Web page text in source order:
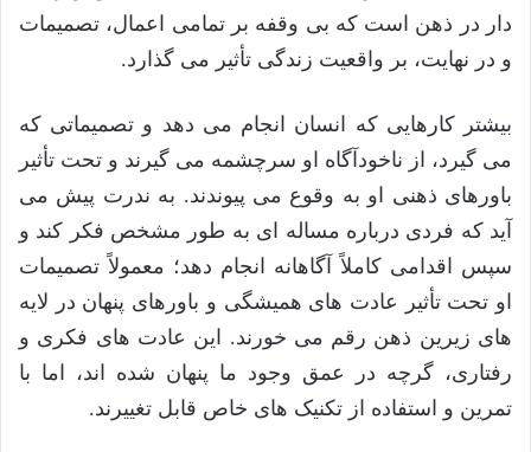
دار در ذهن است که بی وقفه بر تمامی اعمال، تصمیمات
و در نهایت، بر واقعیت زندگی تأثیر می گذارد.
بیشتر کارهایی که انسان انجام می دهد و تصمیماتی که
می گیرد، از ناخودآگاه او سرچشمه می گیرند و تحت تأثیر
باورهای ذهنی او به وقوع می پیوندند. به ندرت پیش می
آید که فردی درباره مساله ای به طور مشخص فکر کند و
سپس اقدامی کاملاً آگاهانه انجام دهد؛ معمولاً تصمیمات
او تحت تأثیر عادت های همیشگی و باورهای پنهان در لایه
های زیرین ذهن رقم می خورند. این عادت های فکری و
رفتاری، گرچه در عمق وجود ما پنهان شده اند، اما با
تمرین و استفاده از تکنیک های خاص قابل تغییرند.